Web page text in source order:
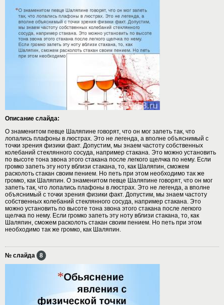
Описание слайда:
О знаменитом певце Шаляпине говорят, что он мог запеть так, что
лопались плафоны в люстрах. Это не легенда, а вполне объяснимый с
точки зрения физики факт. Допустим, мы знаем частоту собственных
колебаний стеклянного сосуда, например стакана. Это можно установить
по высоте тона звона этого стакана после легкого щелчка по нему. Если
громко запеть эту ноту вблизи стакана, то, как Шаляпин, сможем
расколоть стакан своим пением. Но петь при этом необходимо так же
громко, как Шаляпин. О знаменитом певце Шаляпине говорят, что он мог
запеть так, что лопались плафоны в люстрах. Это не легенда, а вполне
объяснимый с точки зрения физики факт. Допустим, мы знаем частоту
собственных колебаний стеклянного сосуда, например стакана. Это
можно установить по высоте тона звона этого стакана после легкого
щелчка по нему. Если громко запеть эту ноту вблизи стакана, то, как
Шаляпин, сможем расколоть стакан своим пением. Но петь при этом
необходимо так же громко, как Шаляпин.
№ слайда 8